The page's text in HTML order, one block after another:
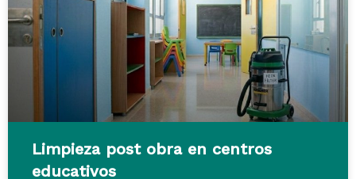
Limpieza post obra en centros
educativos